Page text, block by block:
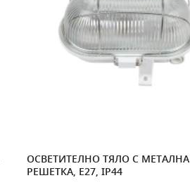
ОСВЕТИТЕЛНО ТЯЛО С МЕТАЛНА
РЕШЕТКА, E27, IP44